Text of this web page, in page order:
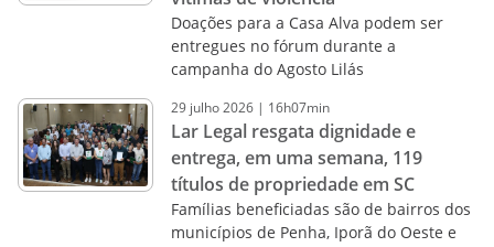
Doações para a Casa Alva podem ser
entregues no fórum durante a
campanha do Agosto Lilás
29 julho2026 | 16h07min
Lar Legal resgata dignidade e
entrega, em uma semana, 119
títulos de propriedade em SC
Famílias beneficiadas são de bairros dos
municípios de Penha, Iporã do Oeste e